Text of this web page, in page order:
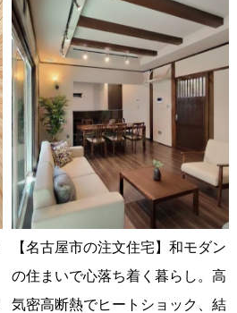
【名古屋市の注文住宅】和モダン
の住まいで心落ち着く暮らし。高
気密高断熱でヒートショック、結